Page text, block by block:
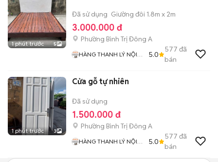
1 phút trước 5
Đã sử dụng Giường đôi 1.8m x 2m
3.000.000 đ
Phường Bình Trị Đông A
HÀNG THANH LÝ NỘI
5.0
577 đã
bán
1 phút trước 3
Cửa gỗ tự nhiên
Đã sử dụng
1.500.000 đ
Phường Bình Trị Đông A
HÀNG THANH LÝ NỘI
5.0
577 đã
bán